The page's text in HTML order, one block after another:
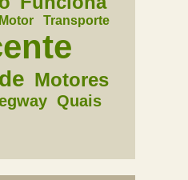
Motor Transporte
Motores
Quais